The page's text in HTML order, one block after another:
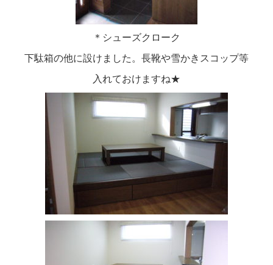
＊シューズクローク
下駄箱の他に設けました。長靴や雪かきスコップ等
入れておけますね★